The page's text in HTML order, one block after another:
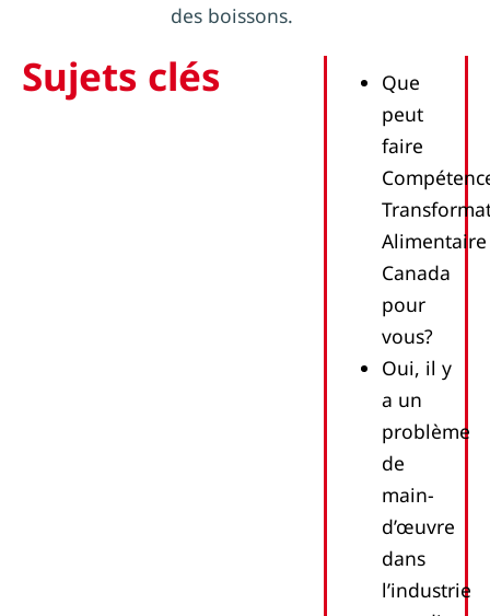
des boissons.
Sujets clés
Que
peut
faire
Alimentaire
Canada
pour
vous?
Oui, il y
a un
problème
de
main-
d’œuvre
dans
l’industrie